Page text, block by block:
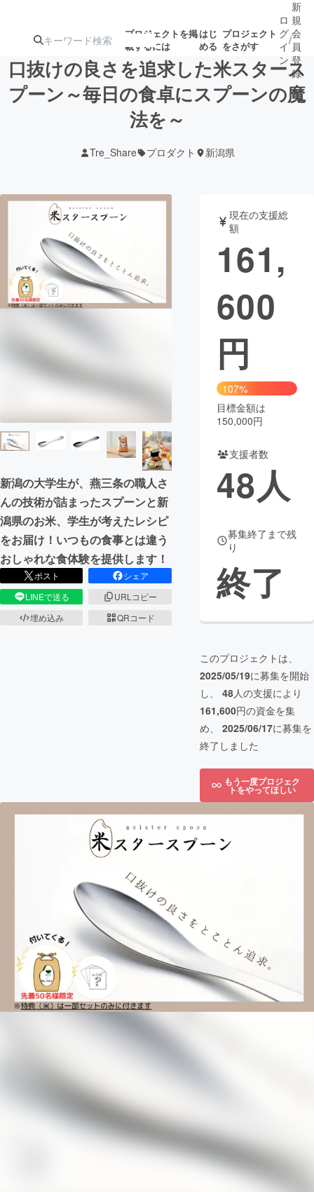
プロジェクトを掲
載するには
はじ
める
プロジェクト
をさがす
注目の新着プロ 募集終了が近いプ
テクノロジー・ガジェット
映像・映画 書籍・雑誌
ビジネス・起業 チャレンジ
CAMPFIRE for Social Good
CAMPFIRE Creation
コミュニティ
ロ
グ
イ
ン
/
新
規
会
員
登
録
口抜けの良さを追求した米スタース
プーン～毎日の食卓にスプーンの魔
法を～​
Tre_Share プロダクト 新潟県
新潟の大学生が、燕三条の職人さ
んの技術が詰まったスプーンと新
潟県のお米、学生が考えたレシピ
をお届け！いつもの食事とは違う
おしゃれな食体験を提供します！
ポスト
シェア
LINEで送る
URLコピー
埋め込み
QRコード
現在の支援総
額
161,
600
円
107%
目標金額は
150,000円
支援者数
48人
募集終了まで残
り
終了
このプロジェクトは、
2025/05/19に募集を開始
し、 48人の支援により
161,600円の資金を集
め、 2025/06/17に募集を
終了しました
もう一度プロジェク
トをやってほしい